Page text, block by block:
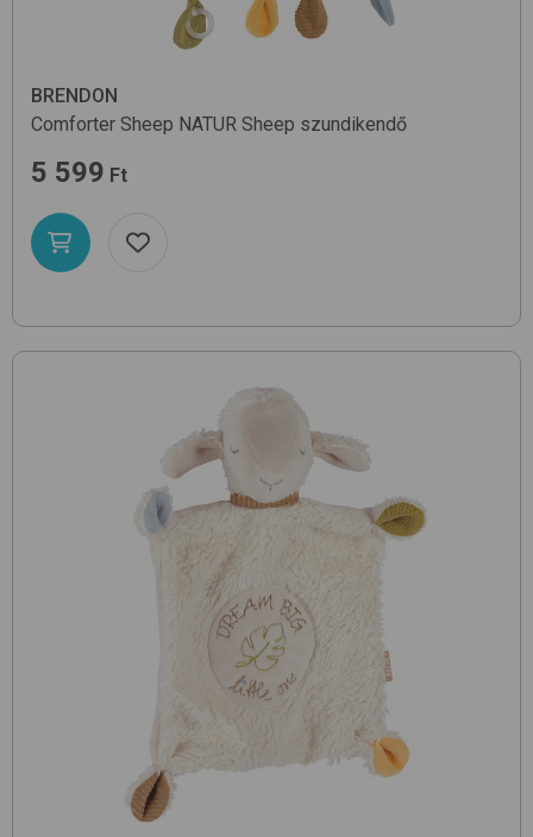
BRENDON
Comforter Sheep NATUR Sheep szundikendő
5 599 Ft